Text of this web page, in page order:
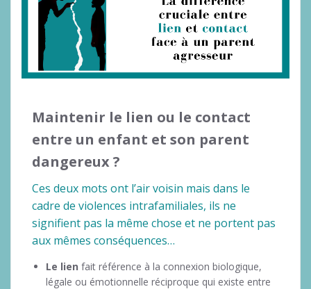
Maintenir le lien ou le contact
entre un enfant et son parent
dangereux ?
Ces deux mots ont l’air voisin mais dans le
cadre de violences intrafamiliales, ils ne
signifient pas la même chose et ne portent pas
aux mêmes conséquences…
Le lien fait référence à la connexion biologique,
légale ou émotionnelle réciproque qui existe entre